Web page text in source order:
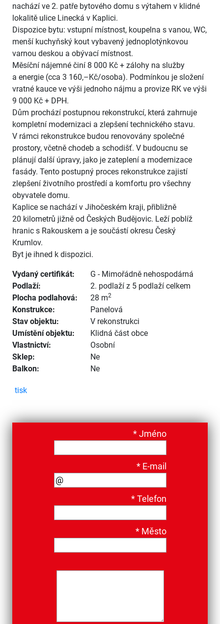
nachází ve 2. patře bytového domu s výtahem v klidné
lokalitě ulice Linecká v Kaplici.
Dispozice bytu: vstupní místnost, koupelna s vanou, WC,
menší kuchyňský kout vybavený jednoplotýnkovou
varnou deskou a obývací místnost.
Měsíční nájemné činí 8 000 Kč + zálohy na služby
a energie (cca 3 160,–Kč/osoba). Podmínkou je složení
vratné kauce ve výši jednoho nájmu a provize RK ve výši
9 000 Kč + DPH.
Dům prochází postupnou rekonstrukcí, která zahrnuje
kompletní modernizaci a zlepšení technického stavu.
V rámci rekonstrukce budou renovovány společné
prostory, včetně chodeb a schodišť. V budoucnu se
plánují další úpravy, jako je zateplení a modernizace
fasády. Tento postupný proces rekonstrukce zajistí
zlepšení životního prostředí a komfortu pro všechny
obyvatele domu.
Kaplice se nachází v Jihočeském kraji, přibližně
20 kilometrů jižně od Českých Budějovic. Leží poblíž
hranic s Rakouskem a je součástí okresu Český
Krumlov.
Byt je ihned k dispozici.
Vydaný certifikát:
G - Mimořádně nehospodárná
Podlaží:
2. podlaží z 5 podlaží celkem
Plocha podlahová:
28 m2
Konstrukce:
Panelová
Stav objektu:
V rekonstrukci
Umístění objektu:
Klidná část obce
Vlastnictví:
Osobní
Sklep:
Ne
Balkon:
Ne
tisk
*Jméno
*E-mail
*Telefon
*Město